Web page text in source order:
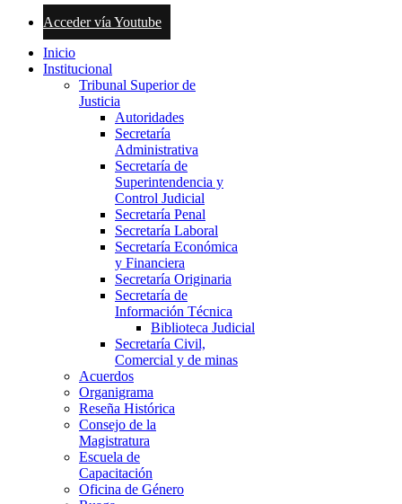
Acceder vía Youtube
Inicio
Institucional
Tribunal Superior de
Justicia
Autoridades
Secretaría
Administrativa
Secretaría de
Superintendencia y
Control Judicial
Secretaría Penal
Secretaría Laboral
Secretaría Económica
y Financiera
Secretaría Originaria
Secretaría de
Información Técnica
Biblioteca Judicial
Secretaría Civil,
Comercial y de minas
Acuerdos
Organigrama
Reseña Histórica
Consejo de la
Magistratura
Escuela de
Capacitación
Oficina de Género